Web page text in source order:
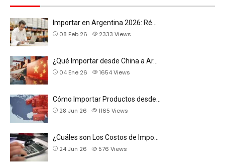
Importar en Argentina 2026: Ré…
08 Feb 26
2333 Views
¿Qué Importar desde China a Ar…
04 Ene 26
1654Views
Cómo Importar Productos desde…
28 Jun 26
1165 Views
¿Cuáles son Los Costos de Impo…
24 Jun 26
576 Views